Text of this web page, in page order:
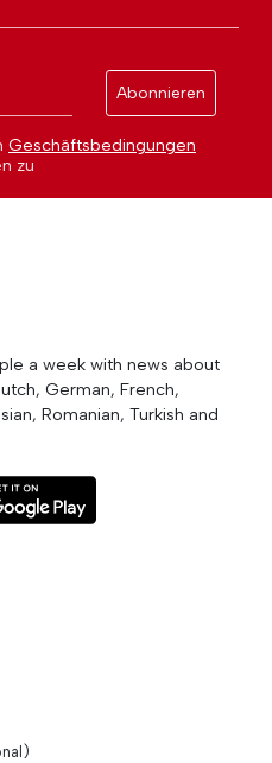
Abonnieren
Geschäftsbedingungen
zu
a week with news about
German, French,
Romanian, Turkish and